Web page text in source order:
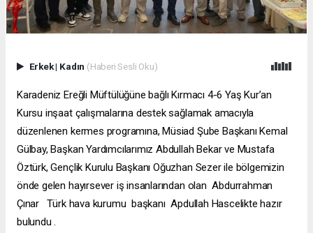
Erkek| Kadın (Haberi Sesli Oku)
Karadeniz Ereğli Müftülüğüne bağlı Kırmacı 4-6 Yaş Kur’an
Kursu inşaat çalışmalarına destek sağlamak amacıyla
düzenlenen kermes programına, Müsiad Şube Başkanı Kemal
Gülbay, Başkan Yardımcılarımız Abdullah Bekar ve Mustafa
Öztürk, Gençlik Kurulu Başkanı Oğuzhan Sezer ile bölgemizin
önde gelen hayırsever iş insanlarından olan Abdurrahman
Çınar Türk hava kurumu başkanı Apdullah Hascelikte hazır
bulundu .